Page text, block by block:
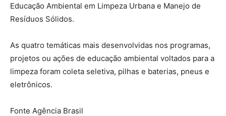
Educação Ambiental em Limpeza Urbana e Manejo de
Resíduos Sólidos.
As quatro temáticas mais desenvolvidas nos programas,
projetos ou ações de educação ambiental voltados para a
limpeza foram coleta seletiva, pilhas e baterias, pneus e
eletrônicos.
Fonte Agência Brasil